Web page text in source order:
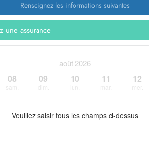
Renseignez les informations suivantes
août 2026
08 09 10 11 12
Veuillez saisir tous les champs ci-dessus